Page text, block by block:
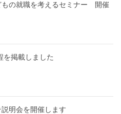
もの就職を考えるセミナー 開催
を掲載しました
明会を開催します